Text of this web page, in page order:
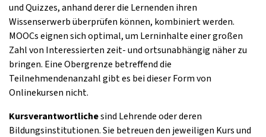
und Quizzes, anhand derer die Lernenden ihren
Wissenserwerb überprüfen können, kombiniert werden.
MOOCs eignen sich optimal, um Lerninhalte einer großen
Zahl von Interessierten zeit- und ortsunabhängig näher zu
bringen. Eine Obergrenze betreffend die
Teilnehmendenanzahl gibt es bei dieser Form von
Onlinekursen nicht.
Kursverantwortlichesind Lehrende oder deren
Bildungsinstitutionen. Sie betreuen den jeweiligen Kurs und